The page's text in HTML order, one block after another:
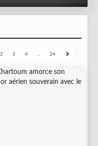
2 3 4 ... 24